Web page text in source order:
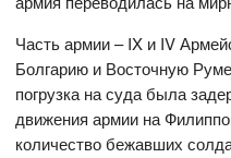
Часть армии – IX и IV
Болгарию и Восточную
погрузка на суда была
движения армии на
количество бежавших